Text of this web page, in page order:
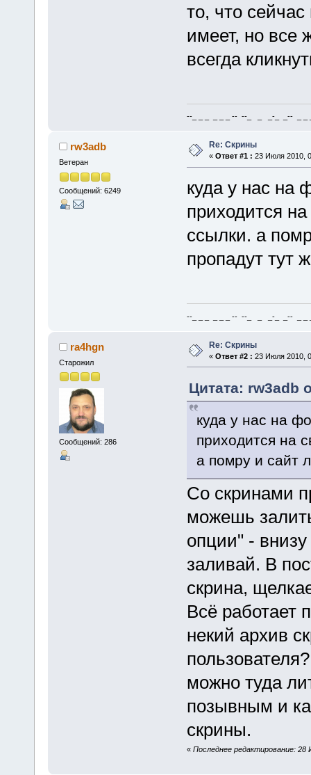
то, что
имеет, но все
всегда
--_ _ _ _ _ _ -- --_ _ _-_ _-- _ _
rw3adb
Ветеран
Сообщений: 6249
Re: Скрины
« Ответ #1 : 23 Июля 2010,
куда у нас на
приходится
ссылки. а
пропадут тут
--_ _ _ _ _ _ -- --_ _ _-_ _-- _ _
ra4hgn
Старожил
Сообщений: 286
Re: Скрины
« Ответ #2 : 23 Июля 2010,
Цитата: rw3adb
куда у нас на
приходится на
а помру и сайт
Со скринами
можешь
опции" -
заливай. В
скрина,
Всё работает
некий архив
можно туда
позывным и
скрины.
« Последнее редактирование: 28